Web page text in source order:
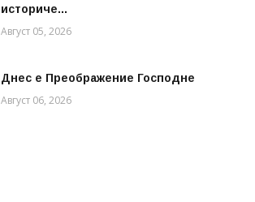
историче...
Август 05, 2026
Днес е Преображение Господне
Август 06, 2026